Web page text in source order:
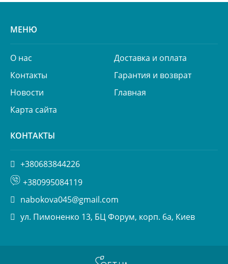
МЕНЮ
О нас
Доставка и оплата
Контакты
Гарантия и возврат
Новости
Главная
Карта сайта
КОНТАКТЫ
+380683844226
+380995084119
nabokova045@gmail.com
ул. Пимоненко 13, БЦ Форум, корп. 6а, Киев